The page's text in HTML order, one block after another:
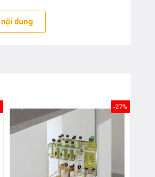
- QUẬN TÂN BÌNH - TP HCM
-0912.331.335
dung
-27%